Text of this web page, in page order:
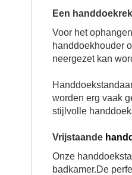
Een
Voor het
handdoekhouder
neergezet kan
worden erg vaak
stijlvolle
Vrijstaande
Onze
badkamer.De